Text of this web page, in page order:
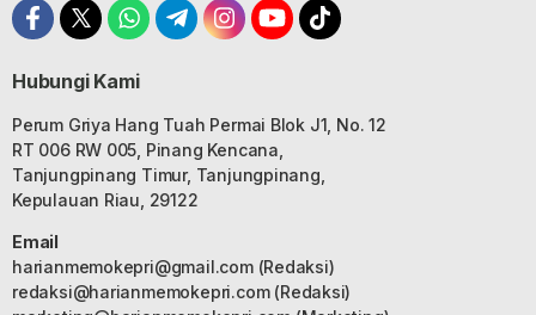
Hubungi Kami
Perum Griya Hang Tuah Permai Blok J1, No. 12
RT 006 RW 005, Pinang Kencana,
Tanjungpinang Timur, Tanjungpinang,
Kepulauan Riau, 29122
Email
harianmemokepri@gmail.com(Redaksi)
redaksi@harianmemokepri.com(Redaksi)